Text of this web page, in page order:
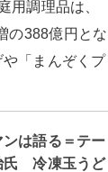
用調理品は、
の388億円とな
「まんぞくプ
は語る＝テー
氏 冷凍玉うど